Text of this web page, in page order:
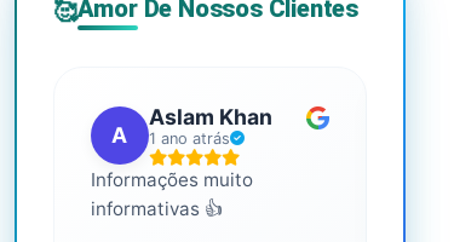
🥰Amor De Nossos Clientes
A
Aslam Khan
1 ano atrás
Informações muito
informativas 👍